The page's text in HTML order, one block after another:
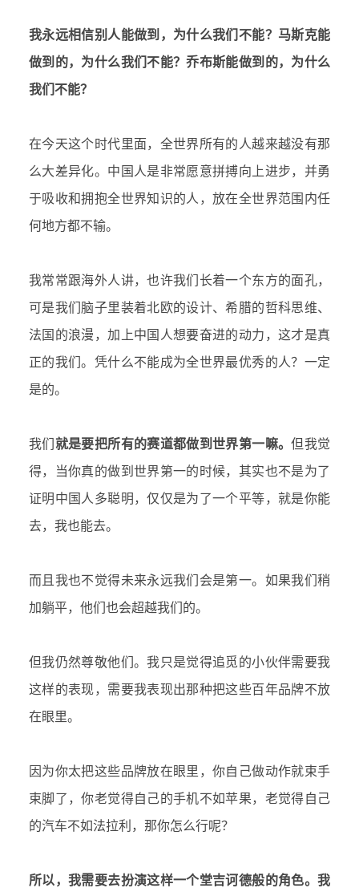
我永远相信别人能做到，为什么我们不能？马斯克能
做到的，为什么我们不能？乔布斯能做到的，为什么
我们不能？
在今天这个时代里面，全世界所有的人越来越没有那
么大差异化。中国人是非常愿意拼搏向上进步，并勇
于吸收和拥抱全世界知识的人，放在全世界范围内任
何地方都不输。
我常常跟海外人讲，也许我们长着一个东方的面孔，
可是我们脑子里装着北欧的设计、希腊的哲科思维、
法国的浪漫，加上中国人想要奋进的动力，这才是真
正的我们。凭什么不能成为全世界最优秀的人？一定
是的。
我们 就是要把所有的赛道都做到世界第一嘛。但我觉
得，当你真的做到世界第一的时候，其实也不是为了
证明中国人多聪明，仅仅是为了一个平等，就是你能
去，我也能去。
而且我也不觉得未来永远我们会是第一。如果我们稍
加躺平，他们也会超越我们的。
但我仍然尊敬他们。我只是觉得追觅的小伙伴需要我
这样的表现，需要我表现出那种把这些百年品牌不放
在眼里。
因为你太把这些品牌放在眼里，你自己做动作就束手
束脚了，你老觉得自己的手机不如苹果，老觉得自己
的汽车不如法拉利，那你怎么行呢？
所以，我需要去扮演这样一个堂吉诃德般的角色。我